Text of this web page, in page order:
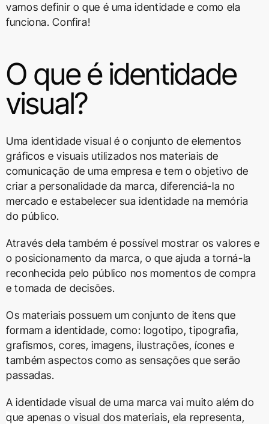
vamos definir o que é uma identidade e como ela
funciona. Confira!
O que é identidade
visual?
Uma identidade visual é o conjunto de elementos
gráficos e visuais utilizados nos materiais de
comunicação de uma empresa e tem o objetivo de
criar a personalidade da marca, diferenciá-la no
mercado e estabelecer sua identidade na memória
do público.
Através dela também é possível mostrar os valores e
o posicionamento da marca, o que ajuda a torná-la
reconhecida pelo público nos momentos de compra
e tomada de decisões.
Os materiais possuem um conjunto de itens que
formam a identidade, como: logotipo, tipografia,
grafismos, cores, imagens, ilustrações, ícones e
também aspectos como as sensações que serão
passadas.
A identidade visual de uma marca vai muito além do
que apenas o visual dos materiais, ela representa,